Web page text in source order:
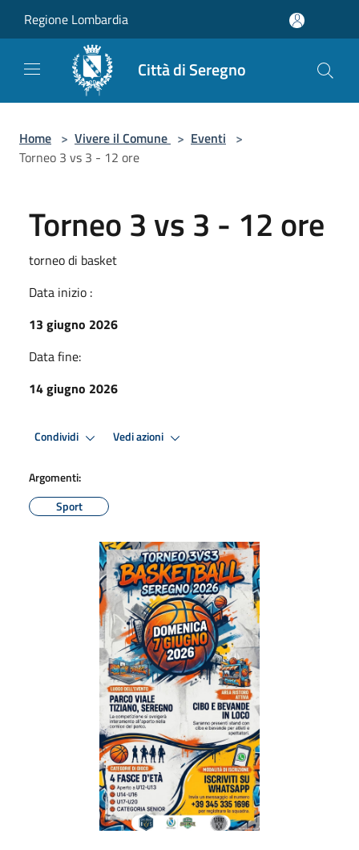
Regione Lombardia
Città di Seregno
Home > Vivere il Comune > Eventi >
Torneo 3 vs 3 - 12 ore
Torneo 3 vs 3 - 12 ore
torneo di basket
Data inizio :
13 giugno 2026
Data fine:
14 giugno 2026
Condividi Vedi azioni
Argomenti:
Sport